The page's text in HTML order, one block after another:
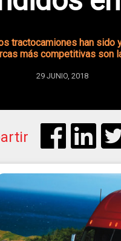
tractocamiones han sido
más competitivas son
29 JUNIO, 2018